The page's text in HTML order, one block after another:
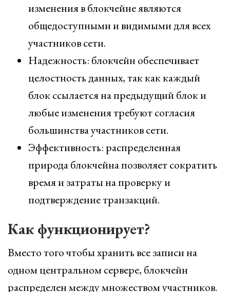
изменения в блокчейне являются
общедоступными и видимыми для всех
участников сети.
Надежность: блокчейн обеспечивает
целостность данных, так как каждый
блок ссылается на предыдущий блок и
любые изменения требуют согласия
большинства участников сети.
Эффективность: распределенная
природа блокчейна позволяет сократить
время и затраты на проверку и
подтверждение транзакций.
Как функционирует?
Вместо того чтобы хранить все записи на
одном центральном сервере, блокчейн
распределен между множеством участников.